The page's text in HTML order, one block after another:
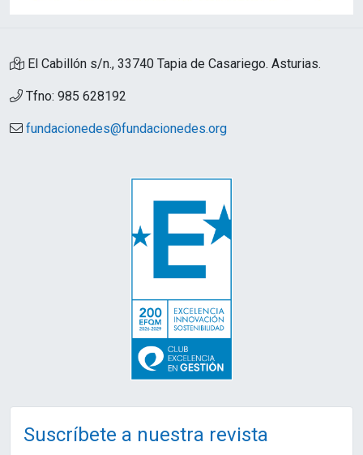
El Cabillón s/n., 33740 Tapia de Casariego. Asturias.
Tfno: 985 628192
fundacionedes@fundacionedes.org
Suscríbete a nuestra revista